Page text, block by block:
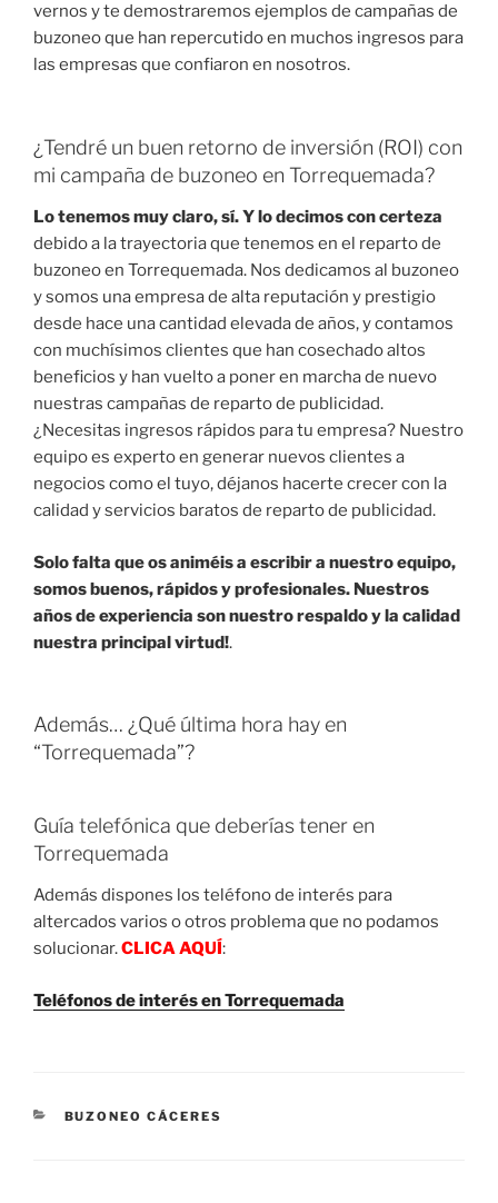
vernos y te demostraremos ejemplos de campañas de
buzoneo que han repercutido en muchos ingresos para
las empresas que confiaron en nosotros.
¿Tendré un buen retorno de inversión (ROI) con
mi campaña de buzoneo en Torrequemada?
Lo tenemos muy claro, sí. Y lo decimos con certeza
debido a la trayectoria que tenemos en el reparto de
buzoneo en Torrequemada. Nos dedicamos al buzoneo
y somos una empresa de alta reputación y prestigio
desde hace una cantidad elevada de años, y contamos
con muchísimos clientes que han cosechado altos
beneficios y han vuelto a poner en marcha de nuevo
nuestras campañas de reparto de publicidad.
¿Necesitas ingresos rápidos para tu empresa? Nuestro
equipo es experto en generar nuevos clientes a
negocios como el tuyo, déjanos hacerte crecer con la
calidad y servicios baratos de reparto de publicidad.
Solo falta que os animéis a escribir a nuestro equipo,
somos buenos, rápidos y profesionales. Nuestros
años de experiencia son nuestro respaldo y la calidad
nuestra principal virtud!.
Además… ¿Qué última hora hay en
“Torrequemada”?
Guía telefónica que deberías tener en
Torrequemada
Además dispones los teléfono de interés para
altercados varios o otros problema que no podamos
solucionar.CLICA AQUÍ:
Teléfonos de interés en Torrequemada
CATEGORIES
BUZONEO CÁCERES